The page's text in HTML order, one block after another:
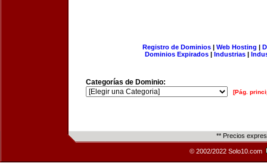
Registro de Dominios| Web Hosting |
Dominios Expirados | Industrias |
Categorías de Dominio:
[Pág.
** Precios
© 2002/2022 Solo10.com